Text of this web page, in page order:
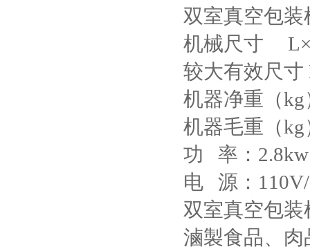
双室真空包装
机械尺寸
较大有效尺寸
机器净重（kg
机器毛重（kg
功 率：2.8kw
电 源：
双室真空包
滷製食品、